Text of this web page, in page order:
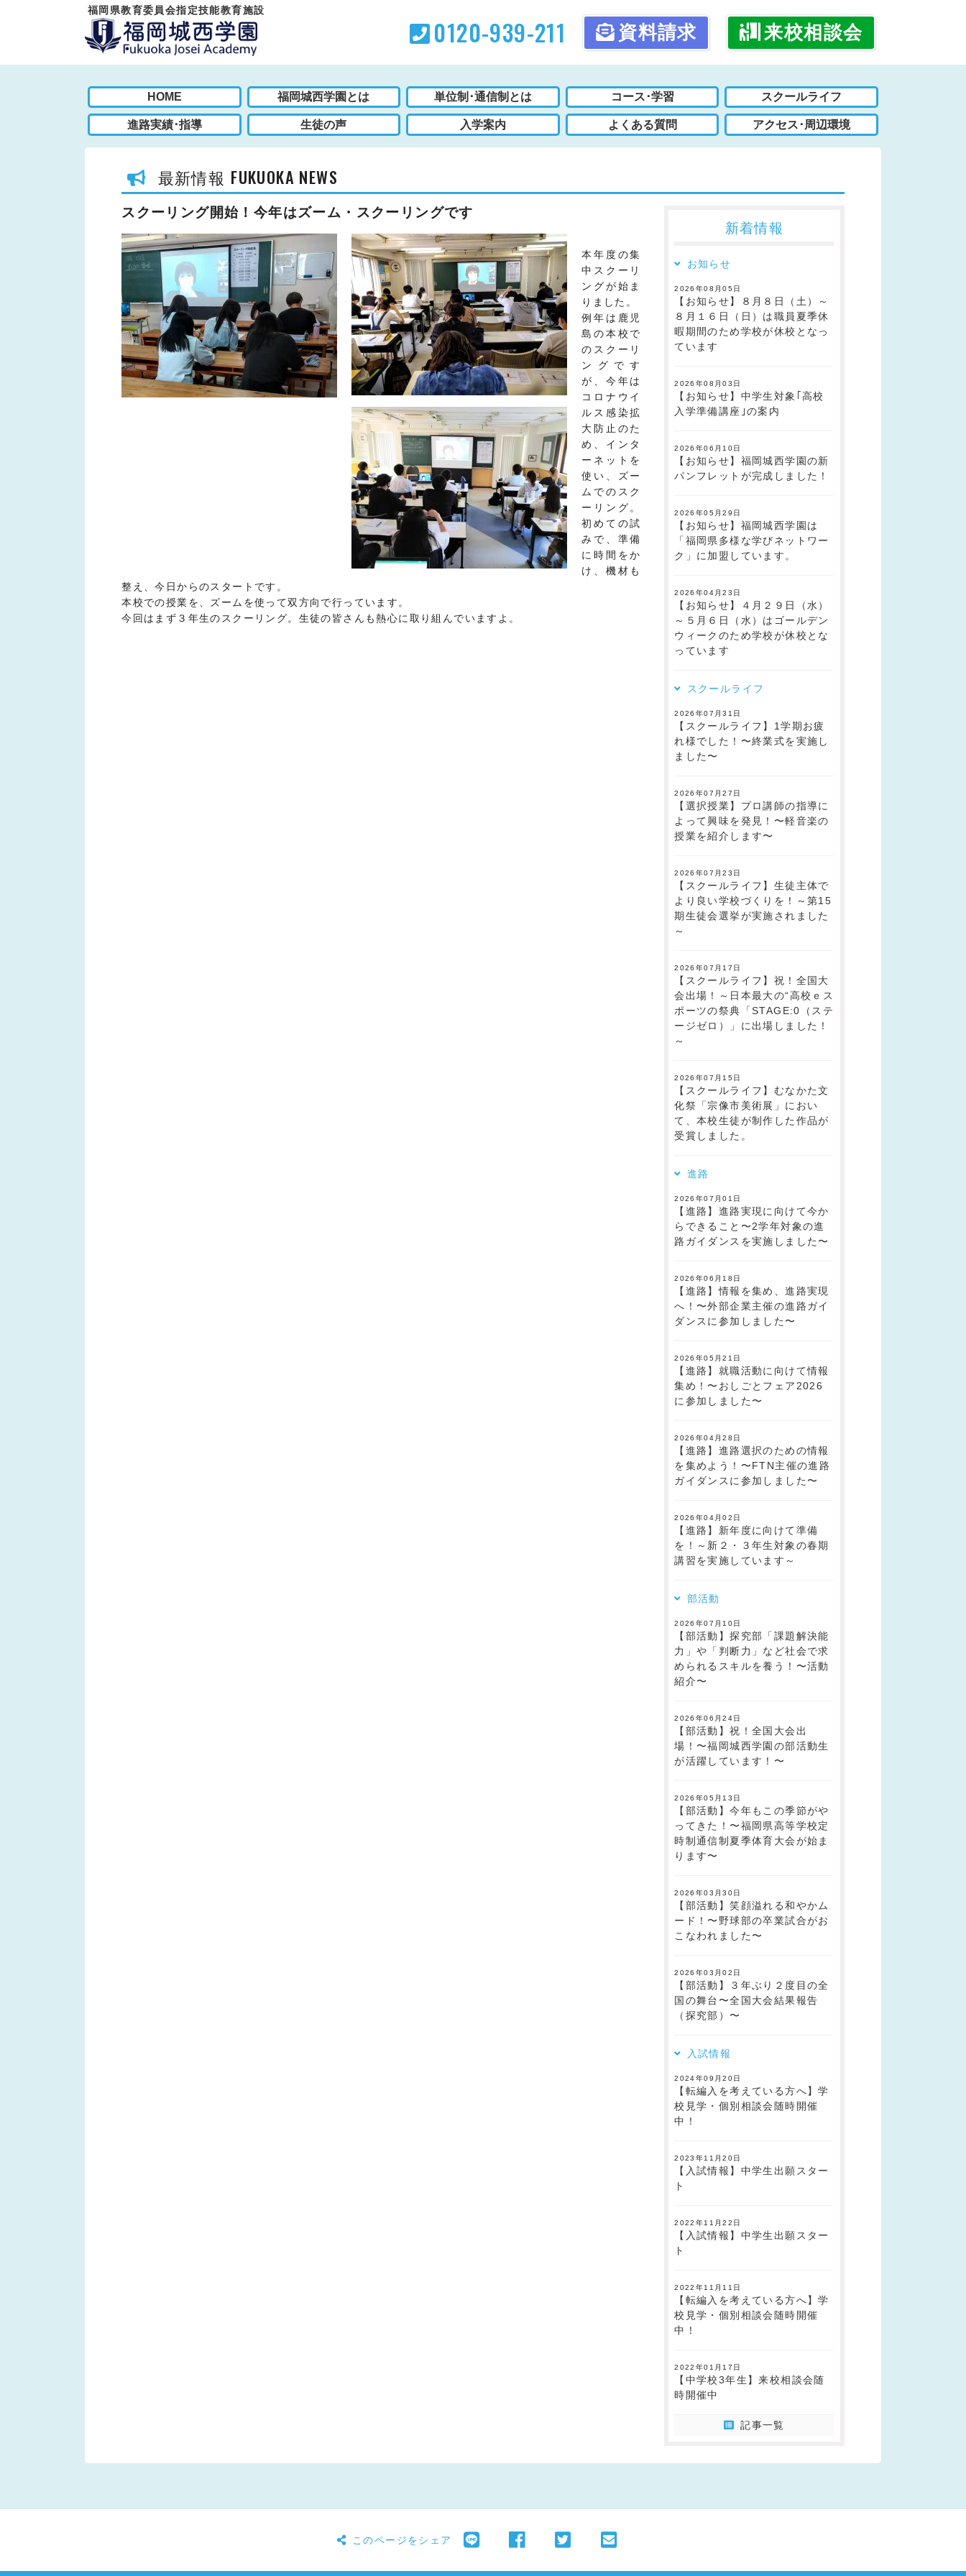
福岡県教育委員会指定技能教育施設
0120-939-211 資料請求 来校相談会
HOME 福岡城西学園とは 単位制･通信制とは コース･学習 スクールライフ
進路実績･指導 生徒の声 入学案内 よくある質問 アクセス･周辺環境
最新情報 FUKUOKA NEWS
スクーリング開始！今年はズーム・スクーリングです
本年度の集
中スクーリ
ングが始ま
りました。
例年は鹿児
島の本校で
のスクーリ
ングです
が、今年は
コロナウイ
ルス感染拡
大防止のた
め、インタ
ーネットを
使い、ズー
ムでのスク
ーリング。
初めての試
みで、準備
に時間をか
け、機材も
整え、今日からのスタートです。
本校での授業を、ズームを使って双方向で行っています。
今回はまず３年生のスクーリング。生徒の皆さんも熱心に取り組んでいますよ。
新着情報
お知らせ
2026年08月05日
【お知らせ】８月８日（土）～
８月１６日（日）は職員夏季休
暇期間のため学校が休校となっ
ています
2026年08月03日
【お知らせ】中学生対象｢高校
入学準備講座｣の案内
2026年06月10日
【お知らせ】福岡城西学園の新
パンフレットが完成しました！
2026年05月29日
【お知らせ】福岡城西学園は
「福岡県多様な学びネットワー
ク」に加盟しています。
2026年04月23日
【お知らせ】４月２９日（水）
～５月６日（水）はゴールデン
ウィークのため学校が休校とな
っています
スクールライフ
2026年07月31日
【スクールライフ】1学期お疲
れ様でした！〜終業式を実施し
ました〜
2026年07月27日
【選択授業】プロ講師の指導に
よって興味を発見！〜軽音楽の
授業を紹介します〜
2026年07月23日
【スクールライフ】生徒主体で
より良い学校づくりを！～第15
期生徒会選挙が実施されました
～
2026年07月17日
【スクールライフ】祝！全国大
会出場！～日本最大の“高校ｅス
ポーツの祭典「STAGE:0（ステ
ージゼロ）」に出場しました！
～
2026年07月15日
【スクールライフ】むなかた文
化祭「宗像市美術展」におい
て、本校生徒が制作した作品が
受賞しました。
進路
2026年07月01日
【進路】進路実現に向けて今か
らできること〜2学年対象の進
路ガイダンスを実施しました〜
2026年06月18日
【進路】情報を集め、進路実現
へ！〜外部企業主催の進路ガイ
ダンスに参加しました〜
2026年05月21日
【進路】就職活動に向けて情報
集め！〜おしごとフェア2026
に参加しました〜
2026年04月28日
【進路】進路選択のための情報
を集めよう！〜FTN主催の進路
ガイダンスに参加しました〜
2026年04月02日
【進路】新年度に向けて準備
を！～新２・３年生対象の春期
講習を実施しています～
部活動
2026年07月10日
【部活動】探究部「課題解決能
力」や「判断力」など社会で求
められるスキルを養う！〜活動
紹介〜
2026年06月24日
【部活動】祝！全国大会出
場！〜福岡城西学園の部活動生
が活躍しています！〜
2026年05月13日
【部活動】今年もこの季節がや
ってきた！〜福岡県高等学校定
時制通信制夏季体育大会が始ま
ります〜
2026年03月30日
【部活動】笑顔溢れる和やかム
ード！〜野球部の卒業試合がお
こなわれました〜
2026年03月02日
【部活動】３年ぶり２度目の全
国の舞台〜全国大会結果報告
（探究部）〜
入試情報
2024年09月20日
【転編入を考えている方へ】学
校見学・個別相談会随時開催
中！
2023年11月20日
【入試情報】中学生出願スター
ト
2022年11月22日
【入試情報】中学生出願スター
ト
2022年11月11日
【転編入を考えている方へ】学
校見学・個別相談会随時開催
中！
2022年01月17日
【中学校3年生】来校相談会随
時開催中
記事一覧
このページをシェア